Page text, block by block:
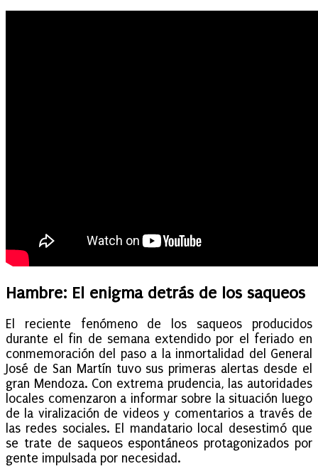
Hambre: El enigma detrás de los saqueos
El reciente fenómeno de los saqueos producidos
durante el fin de semana extendido por el feriado en
conmemoración del paso a la inmortalidad del General
José de San Martín tuvo sus primeras alertas desde el
gran Mendoza. Con extrema prudencia, las autoridades
locales comenzaron a informar sobre la situación luego
de la viralización de videos y comentarios a través de
las redes sociales. El mandatario local desestimó que
se trate de saqueos espontáneos protagonizados por
gente impulsada por necesidad.